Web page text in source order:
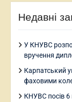
Недавні
У КНУВС
вручення
Карпатський
фаховими
КНУВС посів 6